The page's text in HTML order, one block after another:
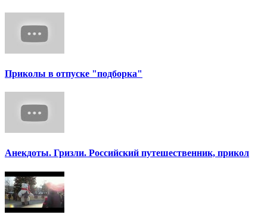
Приколы в отпуске "подборка"
Анекдоты. Гризли. Российский путешественник, прикол